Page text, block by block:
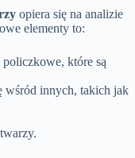
opiera się na analizie
elementy to:
które są
wśród innych, takich jak